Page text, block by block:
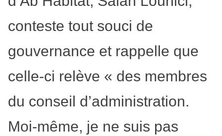
conteste tout souci de
gouvernance et rappelle que
celle-ci relève « des membres
du conseil d’administration.
Moi-même, je ne suis pas